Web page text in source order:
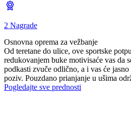
2 Nagrade
Osnovna oprema za vežbanje
Od teretane do ulice, ove sportske
redukovanjem buke motivisaće vas da
podkasti zvuče odlično, a i vas će
poziv. Pouzdano prianjanje u ušima
Pogledajte sve prednosti